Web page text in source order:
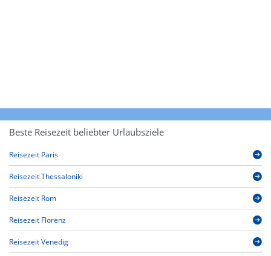
Beste Reisezeit beliebter Urlaubsziele
Reisezeit Paris
Reisezeit Thessaloniki
Reisezeit Rom
Reisezeit Florenz
Reisezeit Venedig